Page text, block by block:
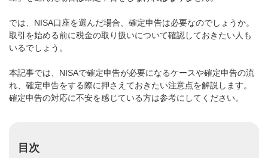
では、NISA口座を選んだ場合、確定申告は必要なのでしょうか。
取引を始める前に税金の取り扱いについて確認しておきたい人も
いるでしょう。
本記事では、NISAで確定申告が必要になるケースや確定申告の流
れ、確定申告をする際に押さえておきたい注意点を解説します。
確定申告の対応に不安を感じている方は参考にしてください。
目次